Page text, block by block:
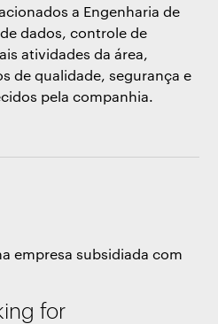
a Engenharia de
dados, controle de
atividades da área,
de qualidade, segurança e
pela companhia.
empresa subsidiada com
for